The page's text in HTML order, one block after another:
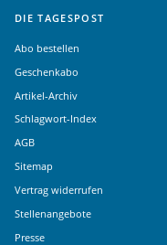
DIE TAGESPOST
Abo bestellen
Geschenkabo
Artikel-Archiv
Schlagwort-Index
AGB
Sitemap
Vertrag widerrufen
Stellenangebote
Presse